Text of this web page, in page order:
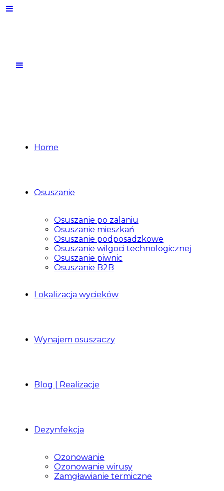
Home
Osuszanie
Osuszanie po zalaniu
Osuszanie mieszkań
Osuszanie podposadzkowe
Osuszanie wilgoci technologicznej
Osuszanie piwnic
Osuszanie B2B
Lokalizacja wycieków
Wynajem osuszaczy
Blog | Realizacje
Dezynfekcja
Ozonowanie
Ozonowanie wirusy
Zamgławianie termiczne